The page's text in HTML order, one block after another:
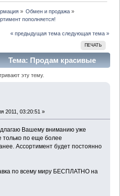
» Обмен и продажа»
пополняется!
« предыдущая тема следующая тема »
ПЕЧАТЬ
Тема: Продам красивые
(Прочитано
эту тему.
2011, 03:20:51 »
Вашему вниманию уже
по еще более
Ассортимент будет постоянно
по всему миру БЕСПЛАТНО на